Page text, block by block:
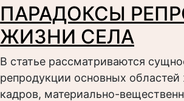
ПАРАДОКСЫ
ЖИЗНИ СЕЛА
В статье рассматриваются
репродукции основных
кадров, материально-